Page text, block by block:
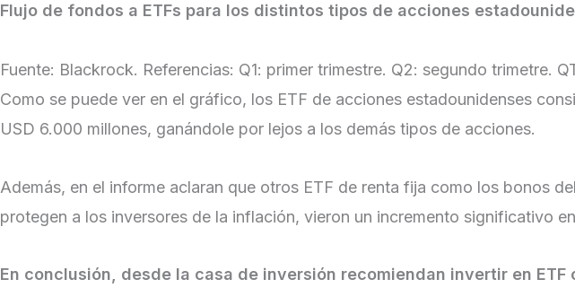
Flujo de fondos a ETFs para los distintos tipos de acciones
Fuente: Blackrock. Referencias: Q1: primer trimestre. Q2: segundo trimetre.
Como se puede ver en el gráfico, los ETF de acciones estadounidenses
USD 6.000 millones, ganándole por lejos a los demás tipos de acciones.
Además, en el informe aclaran que otros ETF de renta fija como los bonos
protegen a los inversores de la inflación, vieron un incremento significativo
En conclusión, desde la casa de inversión recomiendan invertir en